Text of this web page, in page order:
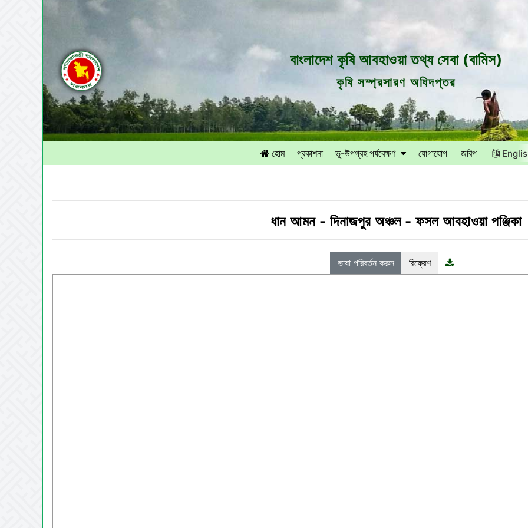
বাংলাদেশ কৃষি আবহাওয়া তথ্য সেবা (বামিস)
কৃষি সম্প্রসারণ অধিদপ্তর
হোম প্রকাশনা ভূ-উপগ্রহ পর্যবেক্ষণ যোগাযোগ জরিপ
ধান আমন - দিনাজপুর অঞ্চল- ফসল আবহাওয়া পঞ্জিকা
ভাষা পরিবর্তন করুন রিফ্রেশ